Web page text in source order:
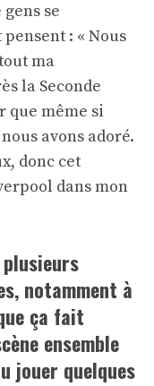
se
: « Nous
ma
la Seconde
que même si
avons adoré.
donc cet
dans mon
plusieurs
notamment à
ça fait
ensemble
jouer quelques